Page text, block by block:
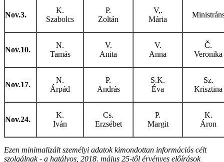
Nov.3.
K.
Szabolcs
P.
Zoltán
V,.
Mária
Nov.10.
N.
Tamás
V.
Anita
V.
Anna
Č.
Veronika
Nov.17.
N.
Árpád
P.
András
S.K.
Éva
Sz.
Krisztina
Nov.24.
K.
Iván
Cs.
Erzsébet
P.
Margit
K.
Áron
Ezen minimalizált személyi adatok kimondottan információs célt
szolgálnak - a hatályos, 2018. május 25-től érvényes előírások